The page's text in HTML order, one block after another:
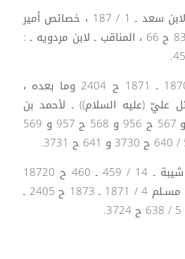
. (3) الطبقات الكبرى ـ لابن سعد ـ 1 / 187 ، خصائص أمير
المؤمنين ـ للنسائي ـ : 83 ح 66 ، المناقب ـ لابن مردويه ـ :
(4) صحيح مسلم 4 / 1870 ـ 1871 ح 2404 وما بعده ،
عليّ (عليه السلام)) ـ لأحمد بن
حنبل ـ 2 / 566 ح 954 و 567 ح 956 و 568 ح 957 و 569
(5) المصنّف ـ لابن أبي شيبة ـ 14 / 459 ـ 460 ح 18720
و462 ح 18725 ، صحيح مسـلم 4 / 1871 ـ 1873 ح 2405 ـ